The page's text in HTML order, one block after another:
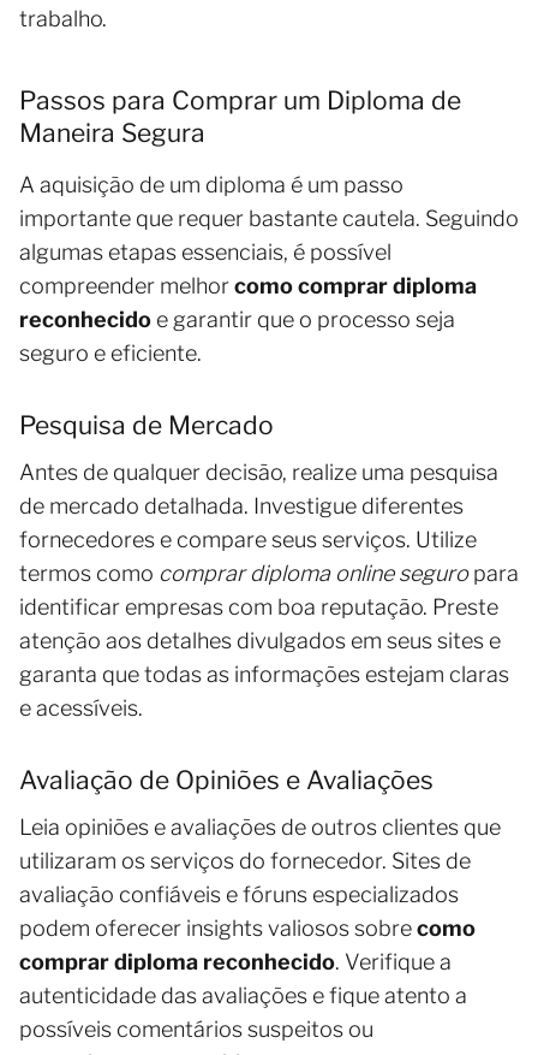
trabalho.
Passos para Comprar um Diploma de
Maneira Segura
A aquisição de um diploma é um passo
importante que requer bastante cautela. Seguindo
algumas etapas essenciais, é possível
compreender melhorcomo comprar diploma
reconhecido e garantir que o processo seja
seguro e eficiente.
Pesquisa de Mercado
Antes de qualquer decisão, realize uma pesquisa
de mercado detalhada. Investigue diferentes
fornecedores e compare seus serviços. Utilize
termos como comprar diploma online seguropara
identificar empresas com boa reputação. Preste
atenção aos detalhes divulgados em seus sites e
garanta que todas as informações estejam claras
e acessíveis.
Avaliação de Opiniões e Avaliações
Leia opiniões e avaliações de outros clientes que
utilizaram os serviços do fornecedor. Sites de
avaliação confiáveis e fóruns especializados
podem oferecer insights valiosos sobrecomo
comprar diploma reconhecido. Verifique a
autenticidade das avaliações e fique atento a
possíveis comentários suspeitos ou